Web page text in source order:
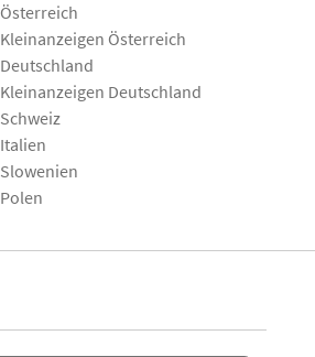
Österreich
Kleinanzeigen Österreich
Deutschland
Kleinanzeigen Deutschland
Schweiz
Italien
Slowenien
Polen